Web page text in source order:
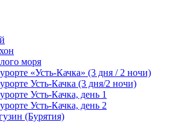
моря
«Усть-Качка» (3 дня / 2 ночи)
Усть-Качка (3 дня/2 ночи)
Усть-Качка, день 1
Усть-Качка, день 2
(Бурятия)